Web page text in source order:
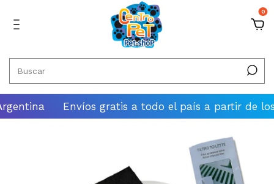
0
Envíos gratis a todo el país a partir de los